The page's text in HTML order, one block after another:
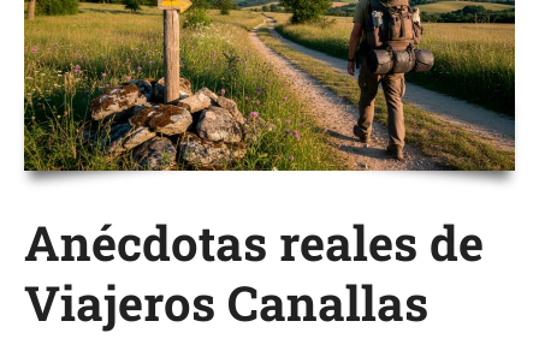
Anécdotas reales de
Viajeros Canallas